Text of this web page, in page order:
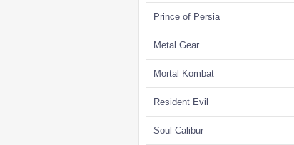
Prince of Persia
Metal Gear
Mortal Kombat
Resident Evil
Soul Calibur